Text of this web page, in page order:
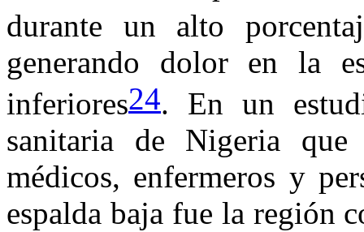
durante un alto
generando dolor en la
inferiores24. En un
sanitaria de Nigeria
médicos, enfermeros y
espalda baja fue la región